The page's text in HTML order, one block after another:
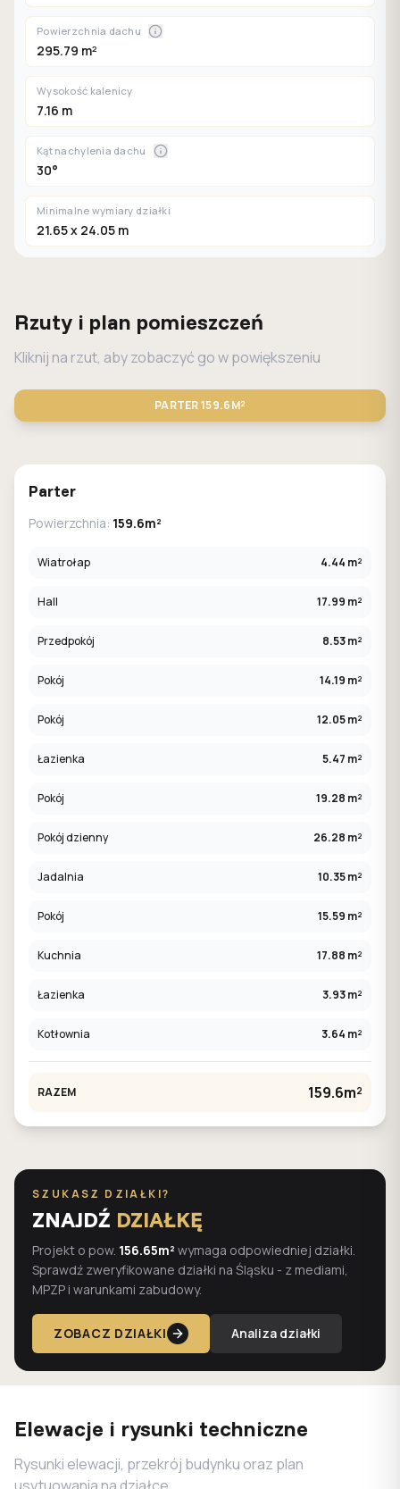
Powierzchnia dachu
295.79 m²
Wysokość kalenicy
7.16 m
Kąt nachylenia dachu
30°
Minimalne wymiary działki
21.65 x 24.05 m
Rzuty i plan pomieszczeń
Kliknij na rzut, aby zobaczyć go w powiększeniu
PARTER159.6M²
Parter
Powierzchnia: 159.6m²
Wiatrołap 4.44 m²
Hall 17.99 m²
Przedpokój 8.53 m²
Pokój 14.19 m²
Pokój 12.05 m²
Łazienka 5.47 m²
Pokój 19.28 m²
Pokój dzienny 26.28 m²
Jadalnia 10.35 m²
Pokój 15.59 m²
Kuchnia 17.88 m²
Łazienka 3.93 m²
Kotłownia 3.64 m²
RAZEM 159.6m²
SZUKASZ DZIAŁKI?
ZNAJDŹ DZIAŁKĘ
Projekt o pow. 156.65m² wymaga odpowiedniej działki.
Sprawdź zweryfikowane działki na Śląsku - z mediami,
MPZP i warunkami zabudowy.
ZOBACZ DZIAŁKI Analiza działki
Elewacje i rysunki techniczne
Rysunki elewacji, przekrój budynku oraz plan